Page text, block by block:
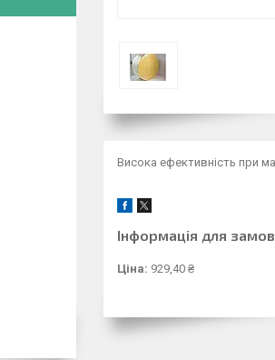
Висока ефективність при
Інформація для
Ціна: 929,40 ₴